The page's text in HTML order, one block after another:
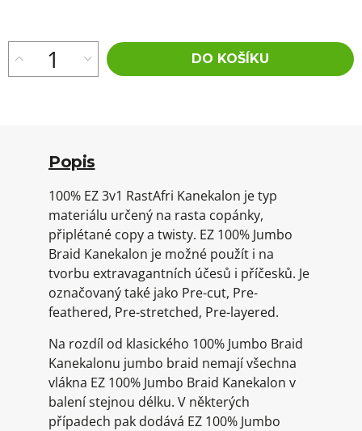
DO KOŠÍKU
Popis
100% EZ 3v1 RastAfri Kanekalon je typ
materiálu určený na rasta copánky,
připlétané copy a twisty. EZ 100% Jumbo
Braid Kanekalon je možné použít i na
tvorbu extravagantních účesů i příčesků. Je
označovaný také jako Pre-cut, Pre-
feathered, Pre-stretched, Pre-layered.
Na rozdíl od klasického 100% Jumbo Braid
Kanekalonu jumbo braid nemají všechna
vlákna EZ 100% Jumbo Braid Kanekalon v
balení stejnou délku. V některých
případech pak dodává EZ 100% Jumbo